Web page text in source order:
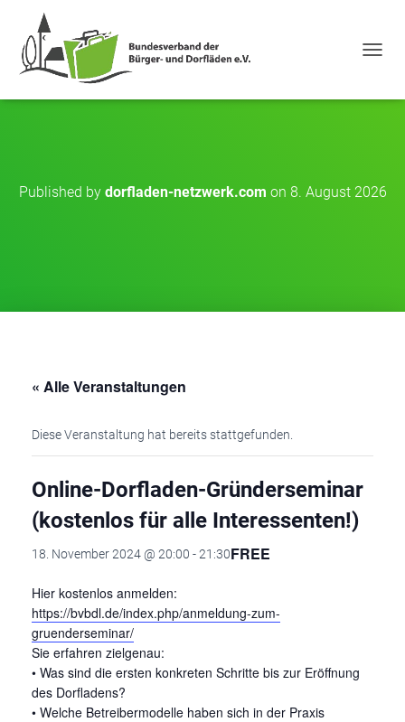
Published by dorfladen-netzwerk.com on 8. August 2026
« Alle Veranstaltungen
Diese Veranstaltung hat bereits stattgefunden.
Online-Dorfladen-Gründerseminar
(kostenlos für alle Interessenten!)
18. November 2024 @ 20:00 -21:30FREE
Hier kostenlos anmelden:
https://bvbdl.de/index.php/anmeldung-zum-
gruenderseminar/
Sie erfahren zielgenau:
• Was sind die ersten konkreten Schritte bis zur Eröffnung
des Dorfladens?
• Welche Betreibermodelle haben sich in der Praxis